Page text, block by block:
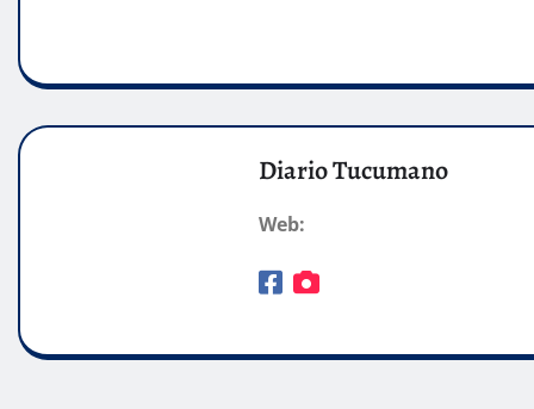
Diario Tucumano
Web: